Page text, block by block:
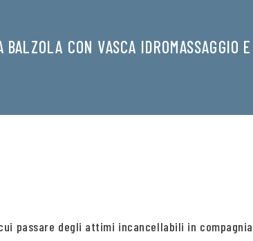
CON VASCA IDROMASSAGGIO
passare degli attimi incancellabili in